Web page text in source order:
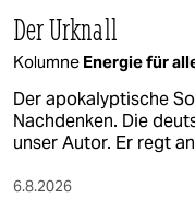
Der Urknall
Kolumne Energie für
Der apokalyptische
Nachdenken. Die
unser Autor. Er regt
6.8.2026